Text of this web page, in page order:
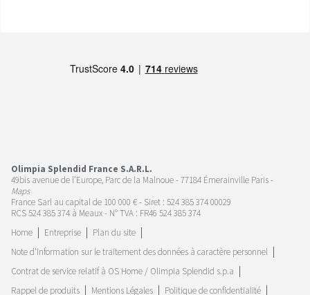
Olimpia Splendid France S.A.R.L.
49bis avenue de l’Europe, Parc de la Malnoue - 77184 Émerainville Paris -
Maps
France Sarl au capital de 100 000 € - Siret : 524 385 374 00029
RCS 524 385 374 à Meaux - N° TVA : FR46 524 385 374
Home
Entreprise
Plan du site
Note d'information sur le traitement des données à caractère personnel
Contrat de service relatif à OS Home / Olimpia Splendid s.p.a
Rappel de produits
Mentions Légales Politique de confidentialité